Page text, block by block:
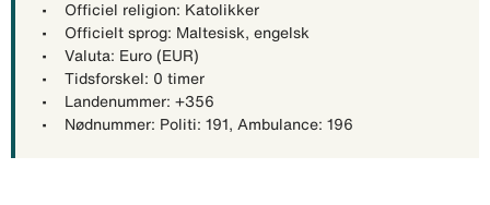
• Officiel religion: Katolikker
• Officielt sprog: Maltesisk, engelsk
• Valuta: Euro (EUR)
• Tidsforskel: 0 timer
• Landenummer: +356
• Nødnummer: Politi: 191, Ambulance: 196